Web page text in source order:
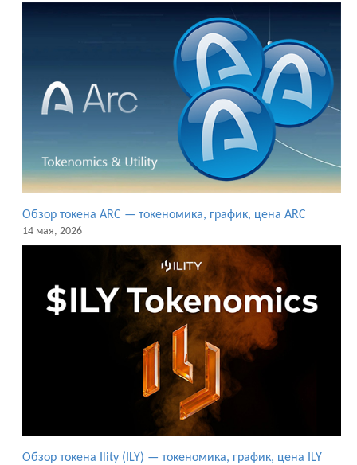
Обзор токена ARC — токеномика, график, цена ARC
14 мая, 2026
Обзор токена Ility (ILY) — токеномика, график, цена ILY